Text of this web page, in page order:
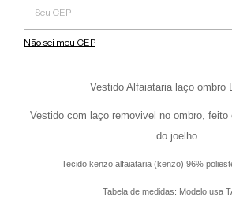
Não sei meu CEP
Vestido Alfaiataria laço ombro
Vestido com laço removivel no ombro, feito
do joelho
Tecido kenzo alfaiataria (kenzo) 96%
Tabela de medidas: Modelo usa